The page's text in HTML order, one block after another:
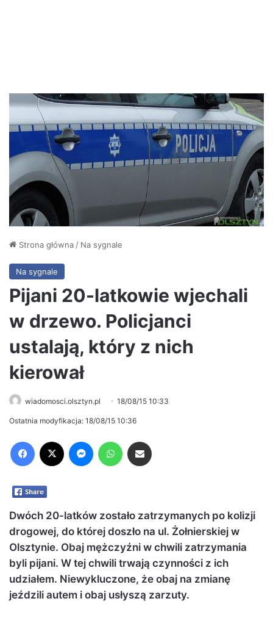
Strona główna/ Na sygnale
Na sygnale
Pijani 20-latkowie wjechali
w drzewo. Policjanci
ustalają, który z nich
kierował
wiadomosci.olsztyn.pl 18/08/15 10:33
Ostatnia modyfikacja: 18/08/15 10:36
Dwóch 20-latków zostało zatrzymanych po kolizji
drogowej, do której doszło na ul. Żołnierskiej w
Olsztynie. Obaj mężczyźni w chwili zatrzymania
byli pijani. W tej chwili trwają czynności z ich
udziałem. Niewykluczone, że obaj na zmianę
jeździli autem i obaj usłyszą zarzuty.